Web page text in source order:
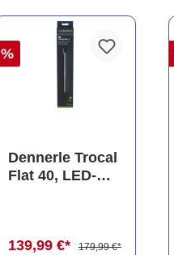
%
Dennerle Trocal
Flat 40, LED-
139,99 €*
179,99 €*